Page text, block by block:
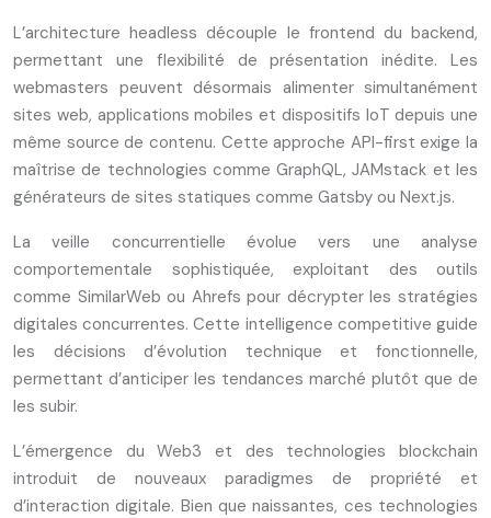
L’architecture headless découple le frontend du backend,
permettant une flexibilité de présentation inédite. Les
webmasters peuvent désormais alimenter simultanément
sites web, applications mobiles et dispositifs IoT depuis une
même source de contenu. Cette approche API-first exige la
maîtrise de technologies comme GraphQL, JAMstack et les
générateurs de sites statiques comme Gatsby ou Next.js.
La veille concurrentielle évolue vers une analyse
comportementale sophistiquée, exploitant des outils
comme SimilarWeb ou Ahrefs pour décrypter les stratégies
digitales concurrentes. Cette intelligence competitive guide
les décisions d’évolution technique et fonctionnelle,
permettant d’anticiper les tendances marché plutôt que de
les subir.
L’émergence du Web3 et des technologies blockchain
introduit de nouveaux paradigmes de propriété et
d’interaction digitale. Bien que naissantes, ces technologies